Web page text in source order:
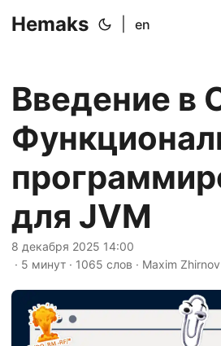
Hemaks en
Введение в
для JVM
8 декабря 2025 14:00
· 5 минут · 1065 слов · Maxim